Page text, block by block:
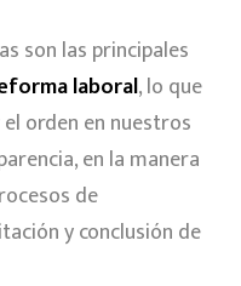
son las principales
laboral, lo que
orden en nuestros
en la manera
de
y conclusión de